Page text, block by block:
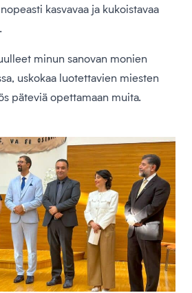
kasvavaa ja kukoistavaa
minun sanovan monien
uskokaa luotettavien miesten
päteviä opettamaan muita.